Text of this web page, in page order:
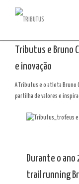
Tributus e Bruno
e inovação
A Tributus e o atleta Bruno
partilha de valores e
Durante o
trail running